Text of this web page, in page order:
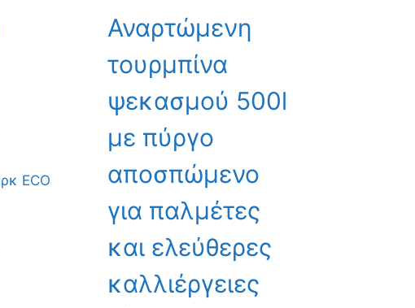
Αναρτώμενη
τουρμπίνα
ψεκασμού 500l
με πύργο
αποσπώμενο
για παλμέτες
και ελεύθερες
καλλιέργειες